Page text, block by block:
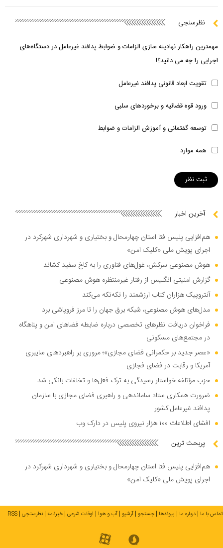
نظرسنجی
مهمترین راهکار نهادینه سازی الزامات و ضوابط پدافند غیرعامل در دستگاه‌های
اجرایی را چه می دانید؟!
تقویت ابعاد قانونی پدافند غیرعامل
ورود قوه قضائیه و برخوردهای سلبی
توسعه گفتمانی و آموزش الزامات و ضوابط
همه موارد
آخرین اخبار
هم‌افزایی پلیس فتا استان چهارمحال و بختیاری و شهرداری شهرکرد در
اجرای پویش ملی «کلیک امن»
هوش مصنوعی سرکش، غول‌های فناوری را به کاخ سفید کشاند
گزارش امنیتی انگلیس از رفتار غیرمنتظره هوش مصنوعی
آنتروپیک هزاران کتاب ارزشمند را تکه‌تکه می‌کند
مدل‌های هوش مصنوعی، شبکه برق جهان را تا مرز فروپاشی برد
فراخوان دریافت نظر‌های تخصصی درباره ضابطه فضا‌های امن و پناهگاه
در مجتمع‌های مسکونی
«عصر جدید بر حکمرانی فضای مجازی»؛ مروری بر راهبرد‌های سایبری
آمریکا و رقابت در فضای فجازی
حزب مؤتلفه خواستار رسیدگی به ترک فعل‌ها و تخلفات بانکی شد
ضرورت همکاری ستاد ساماندهی و راهبری فضای مجازی با سازمان
پدافند غیرعامل کشور
افشای اطلاعات ۱۰۰ هزار نیروی پلیس در دارک وب
پربحث ترین
هم‌افزایی پلیس فتا استان چهارمحال و بختیاری و شهرداری شهرکرد در
اجرای پویش ملی «کلیک امن»
تماس با ما درباره ما پیوندها جستجو آرشیو آب و هوا اوقات شرعی خبرنامه نظرسنجی RSS